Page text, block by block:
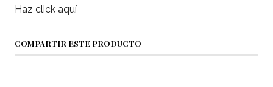
Haz click aquí
COMPARTIR ESTE PRODUCTO